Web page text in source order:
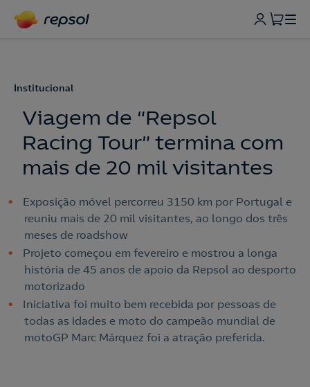
Institucional
Viagem de “Repsol
Racing Tour” termina com
mais de 20 mil visitantes
Exposição móvel percorreu 3150 km por Portugal e
reuniu mais de 20 mil visitantes, ao longo dos três
meses de roadshow
Projeto começou em fevereiro e mostrou a longa
história de 45 anos de apoio da Repsol ao desporto
motorizado
Iniciativa foi muito bem recebida por pessoas de
todas as idades e moto do campeão mundial de
motoGP Marc Márquez foi a atração preferida.